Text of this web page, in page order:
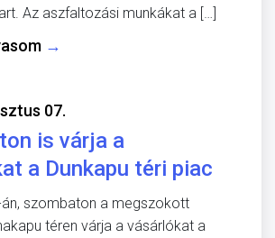
Az aszfaltozási munkákat a […]
→
07.
is várja a
a Dunkapu téri piac
án, szombaton a megszokott
téren várja a vásárlókat a